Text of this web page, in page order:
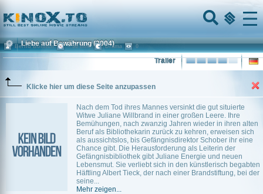
Home
Menu
Liebe auf Bewährung (2004)
Trailer
Klicke hier um diese Seite anzupassen
Nach dem Tod ihres Mannes versinkt die gut situierte
Witwe Juliane Willbrand in einer großen Leere. Ihre
Bemühungen, nach zwanzig Jahren wieder in ihren alten
Beruf als Bibliothekarin zurück zu kehren, erweisen sich
als aussichtslos, bis Gefängnisdirektor Schober ihr eine
Chance gibt. Die Herausforderung als Leiterin der
Gefängnisbibliothek gibt Juliane Energie und neuen
Lebensmut. Sie verliebt sich in den künstlerisch begabten
Häftling Albert Tieck, der nach einer Brandstiftung, bei der
seine...
Mehr zeigen...
Bernd Böhlich ~ 90 min. Drama 0